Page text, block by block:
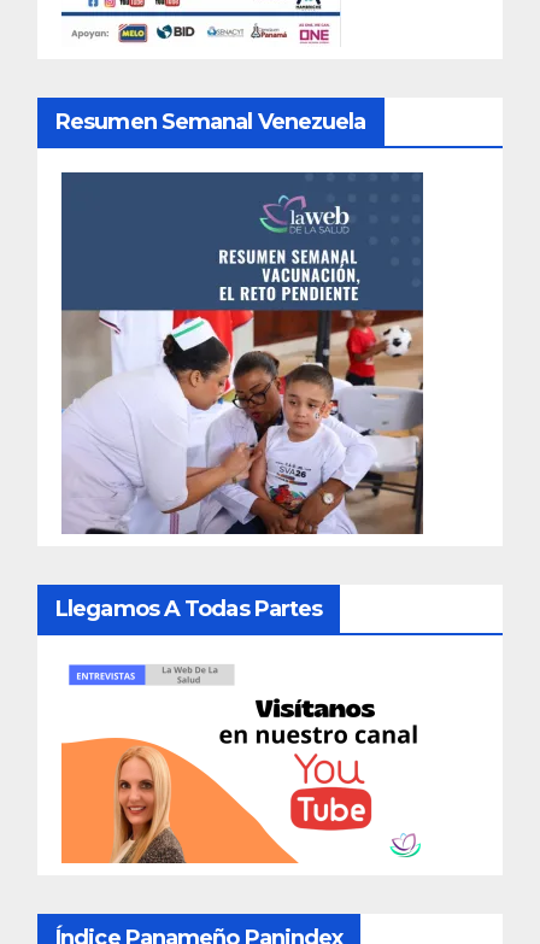
Resumen Semanal Venezuela
Llegamos A Todas Partes
Índice Panameño Panindex